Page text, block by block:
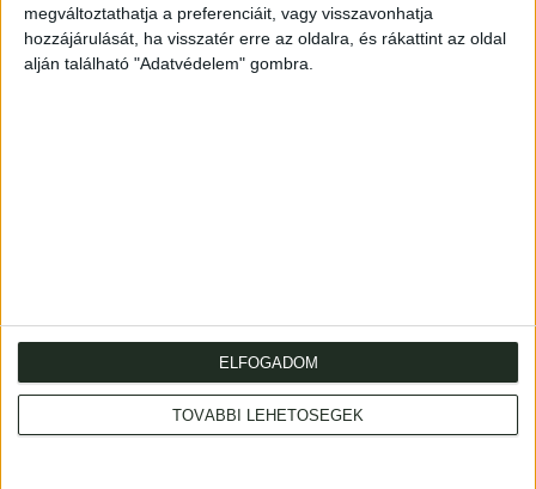
megváltoztathatja a preferenciáit, vagy visszavonhatja
hozzájárulását, ha visszatér erre az oldalra, és rákattint az oldal
alján található "Adatvédelem" gombra.
TOVÁBBI LEHETŐSÉGEK
ELFOGADOM
Contemporary paper.
(23)p.
Cím: 1053 Budapest., Múzeum krt. 13-15.
: +36 1 317 3514